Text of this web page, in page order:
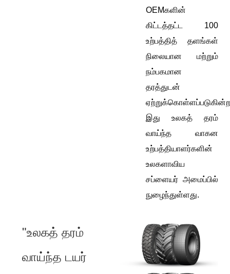
OEMகளின்
கிட்டத்தட்ட 100
உற்பத்தித் தளங்கள்
நிலையான மற்றும்
நம்பகமான
தரத்துடன்
இது உலகத் தரம்
வாய்ந்த வாகன
உற்பத்தியாளர்களின்
உலகளாவிய
சப்ளையர் அமைப்பில்
நுழைந்துள்ளது.
"உலகத் தரம்
வாய்ந்த டயர்